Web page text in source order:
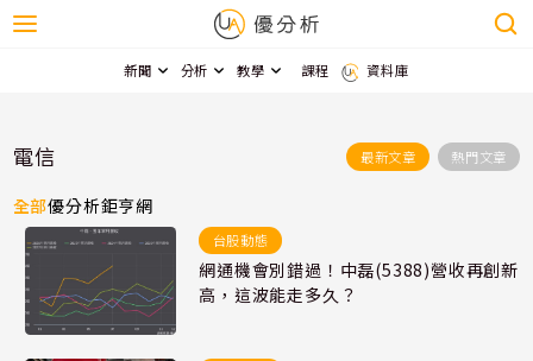
新聞 分析 教學 課程 資料庫
電信 最新文章 熱門文章
全部優分析鉅亨網
台股動態
網通機會別錯過！中磊(5388)營收再創新
高，這波能走多久？